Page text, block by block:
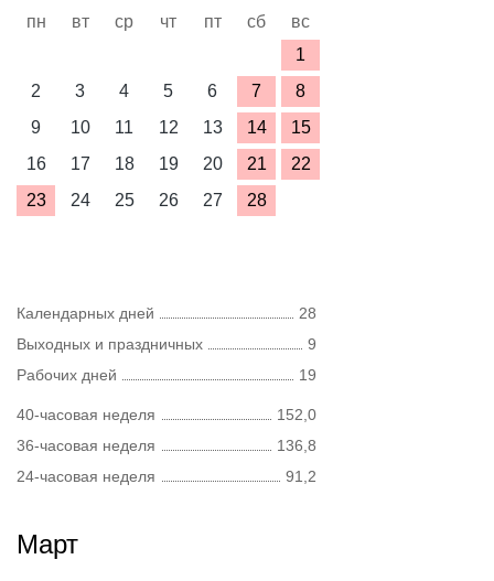
пн вт ср чт пт сб
вс
1
2
3 4 5 6 7
8
9
10 11 12 13 14
15
16
17 18 19 20 21
22
23
24 25 26 27 28
Календарных дней
28
Выходных и праздничных
9
Рабочих дней
19
40-часовая неделя
152,0
36-часовая неделя
136,8
24-часовая неделя
91,2
Март